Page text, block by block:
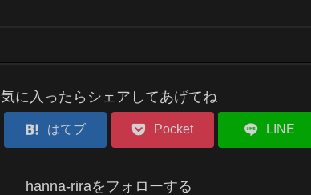
気に入ったらシェアしてあげてね
はてブ Pocket LINE
hanna-riraをフォローする